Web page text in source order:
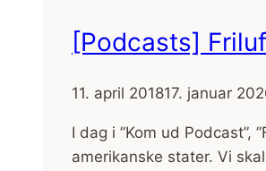
Thomas
[Podcasts]
11. april 201817. januar
I dag i ”Kom ud Podcast”,
amerikanske stater. Vi